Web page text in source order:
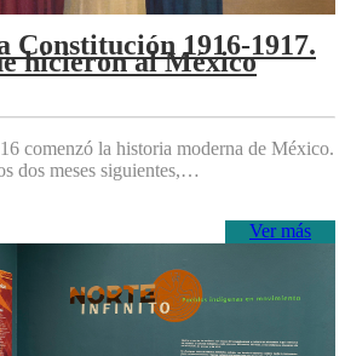
Constitución 1916-1917.
hicieron al México
comenzó la historia moderna de México.
dos meses siguientes,…
Ver más